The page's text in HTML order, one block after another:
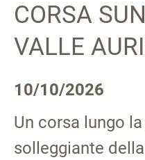
CORSA
VALLE
10/10/2026
Un corsa lungo
solleggiante